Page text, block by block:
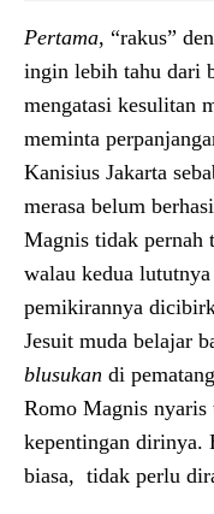
Pertama, “rakus”
ingin lebih tahu dari
mengatasi kesulitan
meminta
Kanisius Jakarta
merasa belum
Magnis tidak pernah
walau kedua
pemikirannya
Jesuit muda belajar
blusukan di
Romo Magnis
kepentingan dirinya.
biasa, tidak perlu